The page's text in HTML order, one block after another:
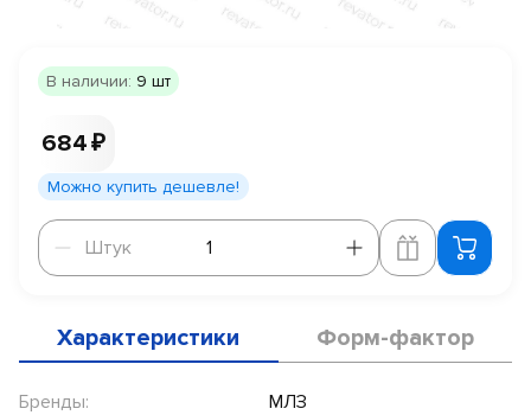
В наличии: 9 шт
684 ₽
Можно купить дешевле!
Штук
Штук
Характеристики Форм-фактор
Бренды:
МЛЗ